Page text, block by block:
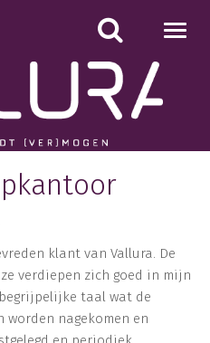
klant van Vallura. De
verdiepen zich goed in mijn
taal wat de
worden nagekomen en